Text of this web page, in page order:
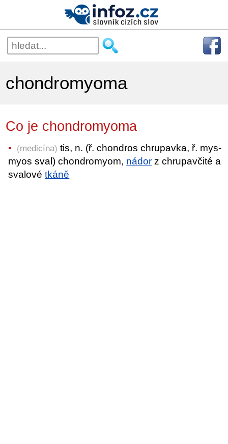
chondromyoma
Co je chondromyoma
(medicína) tis, n. (ř. chondros chrupavka, ř. mys-
myos sval) chondromyom, nádor z chrupavčité a
svalovétkáně